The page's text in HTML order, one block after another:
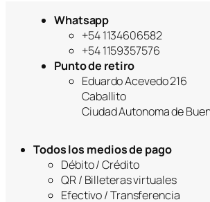
Whatsapp
+54 1134606582
+54 1159357576
Punto de retiro
Eduardo Acevedo 216
Caballito
Ciudad Autonoma de
Todos los medios de pago
Débito / Crédito
QR / Billeteras virtuales
Efectivo / Transferencia